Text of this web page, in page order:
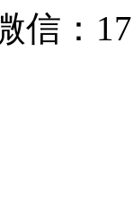
信：